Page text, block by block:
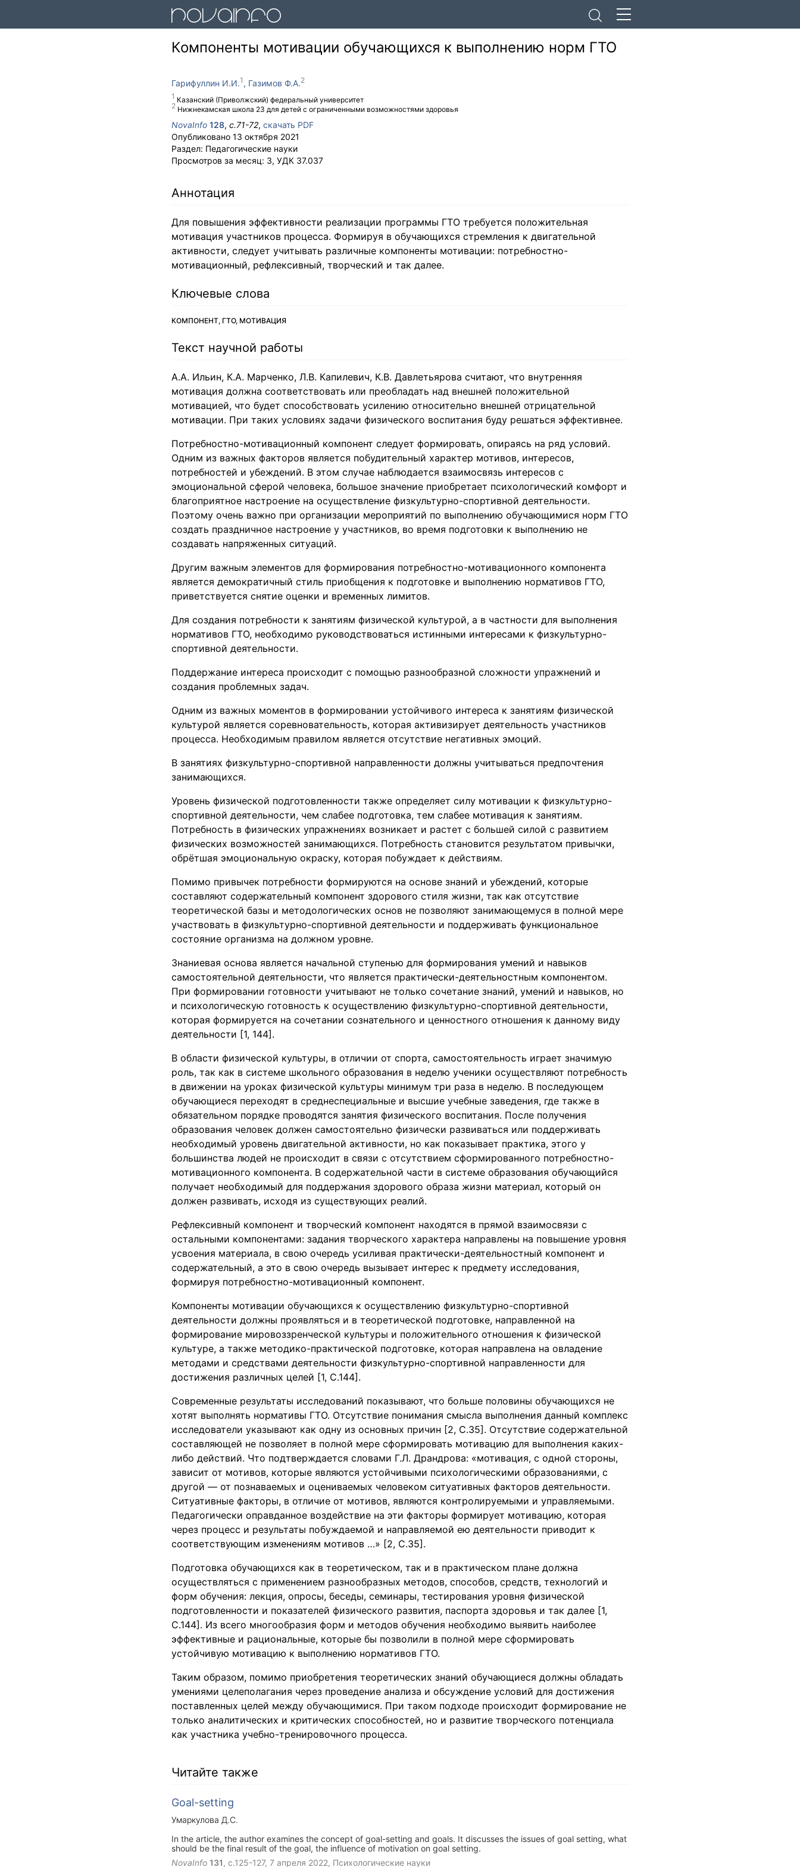
Компоненты мотивации обучающихся к выполнению норм ГТО
Гарифуллин И.И.
Казанский (Приволжский) федеральный университет
Газимов Ф.А.
Нижнекамская школа 23 для детей с ограниченными возможностями здоровья
NovaInfo 128, с.71-72, скачать PDF
Опубликовано 13 октября 2021
Раздел: Педагогические науки
Просмотров за месяц: 3, УДК 37.037
Аннотация
Для повышения эффективности реализации программы ГТО требуется положительная
мотивация участников процесса. Формируя в обучающихся стремления к двигательной
активности, следует учитывать различные компоненты мотивации: потребностно-
мотивационный, рефлексивный, творческий и так далее.
Ключевые слова
КОМПОНЕНТ, ГТО, МОТИВАЦИЯ
Текст научной работы
А.А. Ильин, К.А. Марченко, Л.В. Капилевич, К.В. Давлетьярова считают, что внутренняя
мотивация должна соответствовать или преобладать над внешней положительной
мотивацией, что будет способствовать усилению относительно внешней отрицательной
мотивации. При таких условиях задачи физического воспитания буду решаться эффективнее.
Потребностно-мотивационный компонент следует формировать, опираясь на ряд условий.
Одним из важных факторов является побудительный характер мотивов, интересов,
потребностей и убеждений. В этом случае наблюдается взаимосвязь интересов с
эмоциональной сферой человека, большое значение приобретает психологический комфорт и
благоприятное настроение на осуществление физкультурно-спортивной деятельности.
Поэтому очень важно при организации мероприятий по выполнению обучающимися норм ГТО
создать праздничное настроение у участников, во время подготовки к выполнению не
создавать напряженных ситуаций.
Другим важным элементов для формирования потребностно-мотивационного компонента
является демократичный стиль приобщения к подготовке и выполнению нормативов ГТО,
приветствуется снятие оценки и временных лимитов.
Для создания потребности к занятиям физической культурой, а в частности для выполнения
нормативов ГТО, необходимо руководствоваться истинными интересами к физкультурно-
спортивной деятельности.
Поддержание интереса происходит с помощью разнообразной сложности упражнений и
создания проблемных задач.
Одним из важных моментов в формировании устойчивого интереса к занятиям физической
культурой является соревновательность, которая активизирует деятельность участников
процесса. Необходимым правилом является отсутствие негативных эмоций.
В занятиях физкультурно-спортивной направленности должны учитываться предпочтения
занимающихся.
Уровень физической подготовленности также определяет силу мотивации к физкультурно-
спортивной деятельности, чем слабее подготовка, тем слабее мотивация к занятиям.
Потребность в физических упражнениях возникает и растет с большей силой с развитием
физических возможностей занимающихся. Потребность становится результатом привычки,
обрётшая эмоциональную окраску, которая побуждает к действиям.
Помимо привычек потребности формируются на основе знаний и убеждений, которые
составляют содержательный компонент здорового стиля жизни, так как отсутствие
теоретической базы и методологических основ не позволяют занимающемуся в полной мере
участвовать в физкультурно-спортивной деятельности и поддерживать функциональное
состояние организма на должном уровне.
Знаниевая основа является начальной ступенью для формирования умений и навыков
самостоятельной деятельности, что является практически-деятельностным компонентом.
При формировании готовности учитывают не только сочетание знаний, умений и навыков, но
и психологическую готовность к осуществлению физкультурно-спортивной деятельности,
которая формируется на сочетании сознательного и ценностного отношения к данному виду
деятельности [1, 144].
В области физической культуры, в отличии от спорта, самостоятельность играет значимую
роль, так как в системе школьного образования в неделю ученики осуществляют потребность
в движении на уроках физической культуры минимум три раза в неделю. В последующем
обучающиеся переходят в среднеспециальные и высшие учебные заведения, где также в
обязательном порядке проводятся занятия физического воспитания. После получения
образования человек должен самостоятельно физически развиваться или поддерживать
необходимый уровень двигательной активности, но как показывает практика, этого у
большинства людей не происходит в связи с отсутствием сформированного потребностно-
мотивационного компонента. В содержательной части в системе образования обучающийся
получает необходимый для поддержания здорового образа жизни материал, который он
должен развивать, исходя из существующих реалий.
Рефлексивный компонент и творческий компонент находятся в прямой взаимосвязи с
остальными компонентами: задания творческого характера направлены на повышение уровня
усвоения материала, в свою очередь усиливая практически-деятельностный компонент и
содержательный, а это в свою очередь вызывает интерес к предмету исследования,
формируя потребностно-мотивационный компонент.
Компоненты мотивации обучающихся к осуществлению физкультурно-спортивной
деятельности должны проявляться и в теоретической подготовке, направленной на
формирование мировоззренческой культуры и положительного отношения к физической
культуре, а также методико-практической подготовке, которая направлена на овладение
методами и средствами деятельности физкультурно-спортивной направленности для
достижения различных целей [1, С.144].
Современные результаты исследований показывают, что больше половины обучающихся не
хотят выполнять нормативы ГТО. Отсутствие понимания смысла выполнения данный комплекс
исследователи указывают как одну из основных причин [2, С.35]. Отсутствие содержательной
составляющей не позволяет в полной мере сформировать мотивацию для выполнения каких-
либо действий. Что подтверждается словами Г.Л. Драндрова: «мотивация, с одной стороны,
зависит от мотивов, которые являются устойчивыми психологическими образованиями, с
другой — от познаваемых и оцениваемых человеком ситуативных факторов деятельности.
Ситуативные факторы, в отличие от мотивов, являются контролируемыми и управляемыми.
Педагогически оправданное воздействие на эти факторы формирует мотивацию, которая
через процесс и результаты побуждаемой и направляемой ею деятельности приводит к
соответствующим изменениям мотивов …» [2, С.35].
Подготовка обучающихся как в теоретическом, так и в практическом плане должна
осуществляться с применением разнообразных методов, способов, средств, технологий и
форм обучения: лекция, опросы, беседы, семинары, тестирования уровня физической
подготовленности и показателей физического развития, паспорта здоровья и так далее [1,
С.144]. Из всего многообразия форм и методов обучения необходимо выявить наиболее
эффективные и рациональные, которые бы позволили в полной мере сформировать
устойчивую мотивацию к выполнению нормативов ГТО.
Таким образом, помимо приобретения теоретических знаний обучающиеся должны обладать
умениями целеполагания через проведение анализа и обсуждение условий для достижения
поставленных целей между обучающимися. При таком подходе происходит формирование не
только аналитических и критических способностей, но и развитие творческого потенциала
как участника учебно-тренировочного процесса.
Читайте также
Goal-setting
Умаркулова Д.С.
In the article, the author examines the concept of goal-setting and goals. It discusses the issues of goal setting, what
should be the final result of the goal, the influence of motivation on goal setting.
NovaInfo 131 , с.125-127, 7 апреля 2022, Психологические науки